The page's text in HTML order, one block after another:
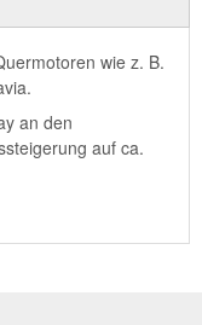
wie z. B.
an den
auf ca.